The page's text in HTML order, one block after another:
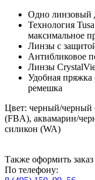
Одно линзовый
Технология
максимальное
Линзы с
Антибликовое
Линзы
Удобная
ремешка
Цвет: черный/черный
(FBA), аквамарин/
силикон (WA)
Также оформить
По телефону: